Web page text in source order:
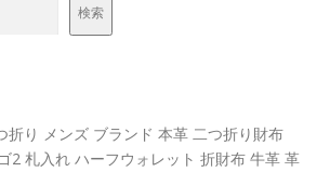
検索
折り メンズ ブランド 本革 二つ折り財布
2 札入れ ハーフウォレット 折財布 牛革 革